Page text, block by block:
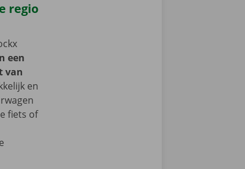
regio
een
van
en
fiets of